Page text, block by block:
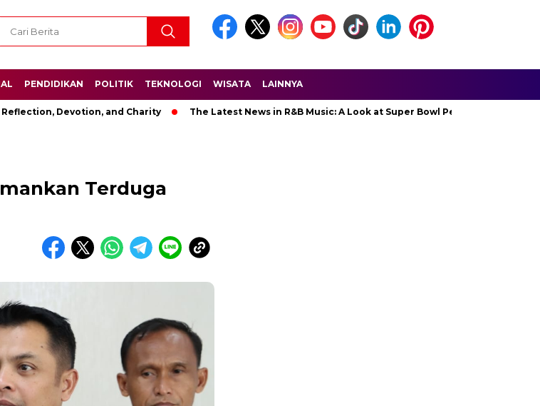
PENDIDIKAN POLITIK TEKNOLOGI WISATA LAINNYA
Devotion, and Charity The Latest News in R&B Music: A Look at Super Bowl Performances, New
Terduga